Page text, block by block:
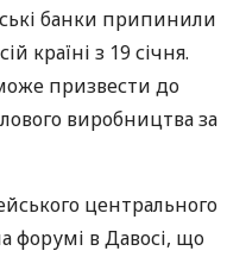
банки припинили
країні з 19 січня.
призвести до
виробництва за
центрального
форумі в Давосі, що